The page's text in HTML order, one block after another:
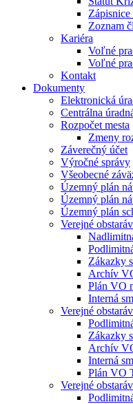
Zoznam
Kariéra
Voľné
Voľné
Kontakt
Dokumenty
Elektronická
Centrálna
Rozpočet mesta
Zmeny
Záverečný účet
Výročné správy
Všeobecné
Územný plán
Územný plán
Územný plán
Verejné
Zákazky
Archív
Plán VO
Interná
Verejné
Zákazky
Archív
Interná
Plán VO
Verejné